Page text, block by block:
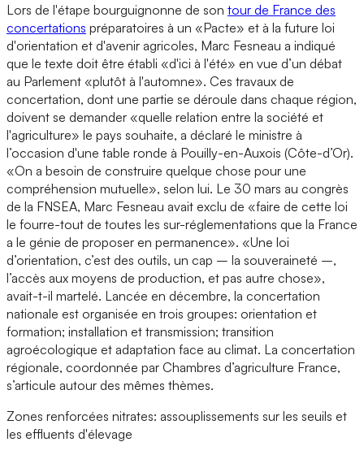
Lors de l'étape bourguignonne de son tour de France des
concertations préparatoires à un «Pacte» et à la future loi
d'orientation et d'avenir agricoles, Marc Fesneau a indiqué
que le texte doit être établi «d'ici à l'été» en vue d’un débat
au Parlement «plutôt à l'automne». Ces travaux de
concertation, dont une partie se déroule dans chaque région,
doivent se demander «quelle relation entre la société et
l'agriculture» le pays souhaite, a déclaré le ministre à
l’occasion d'une table ronde à Pouilly-en-Auxois (Côte-d’Or).
«On a besoin de construire quelque chose pour une
compréhension mutuelle», selon lui. Le 30 mars au congrès
de la FNSEA, Marc Fesneau avait exclu de «faire de cette loi
le fourre-tout de toutes les sur-réglementations que la France
a le génie de proposer en permanence». «Une loi
d’orientation, c’est des outils, un cap – la souveraineté –,
l’accès aux moyens de production, et pas autre chose»,
avait-t-il martelé. Lancée en décembre, la concertation
nationale est organisée en trois groupes: orientation et
formation; installation et transmission; transition
agroécologique et adaptation face au climat. La concertation
régionale, coordonnée par Chambres d’agriculture France,
s’articule autour des mêmes thèmes.
Zones renforcées nitrates: assouplissements sur les seuils et
les effluents d'élevage